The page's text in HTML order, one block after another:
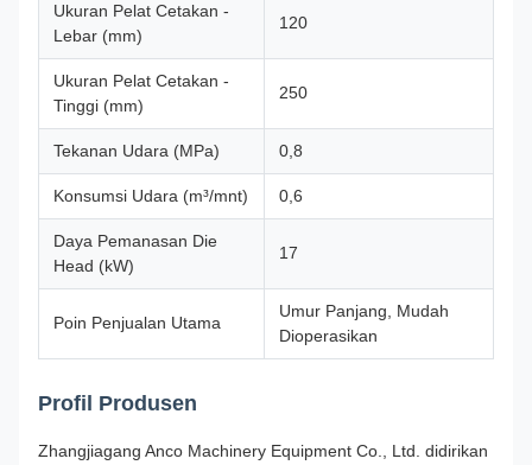
Ukuran Pelat Cetakan -
Lebar (mm)
120
Ukuran Pelat Cetakan -
Tinggi (mm)
250
Tekanan Udara (MPa) 0,8
Konsumsi Udara (m³/mnt) 0,6
Daya Pemanasan Die
Head (kW)
17
Poin Penjualan Utama
Umur Panjang, Mudah
Dioperasikan
Profil Produsen
Zhangjiagang Anco Machinery Equipment Co., Ltd. didirikan